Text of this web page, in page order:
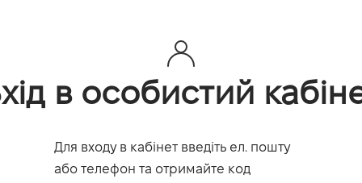
в особистий
Для входу в кабінет введіть ел. пошту
або телефон та отримайте код